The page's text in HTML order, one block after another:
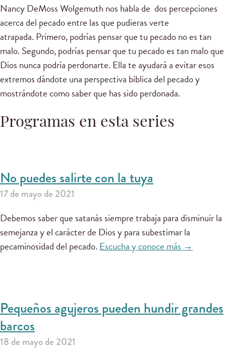
Nancy DeMoss Wolgemuth nos habla de dos percepciones
acerca del pecado entre las que pudieras verte
atrapada. Primero, podrías pensar que tu pecado no es tan
malo. Segundo, podrías pensar que tu pecado es tan malo que
Dios nunca podría perdonarte. Ella te ayudará a evitar esos
extremos dándote una perspectiva biblica del pecado y
mostrándote como saber que has sido perdonada.
Programas en esta series
No puedes salirte con la tuya
17 de mayo de 2021
Debemos saber que satanás siempre trabaja para disminuir la
semejanza y el carácter de Dios y para subestimar la
pecaminosidad del pecado. Escucha y conoce más →
Pequeños agujeros pueden hundir grandes
barcos
18 de mayo de 2021